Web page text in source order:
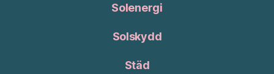
Solenergi
Solskydd
Städ